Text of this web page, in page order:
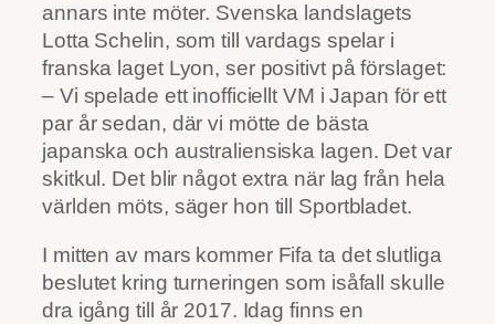
annars inte möter. Svenska landslagets
Lotta Schelin, som till vardags spelar i
franska laget Lyon, ser positivt på förslaget:
– Vi spelade ett inofficiellt VM i Japan för ett
par år sedan, där vi mötte de bästa
japanska och australiensiska lagen. Det var
skitkul. Det blir något extra när lag från hela
världen möts, säger hon till Sportbladet.
I mitten av mars kommer Fifa ta det slutliga
beslutet kring turneringen som isåfall skulle
dra igång till år 2017. Idag finns en